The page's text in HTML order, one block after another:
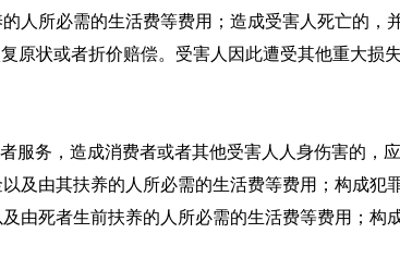
人所必需的生活费等费用；造成受害人死亡的
状或者折价赔偿。受害人因此遭受其他重大损
，造成消费者或者其他受害人人身伤害的，
及由其扶养的人所必需的生活费等费用；构成
死者生前扶养的人所必需的生活费等费用；构